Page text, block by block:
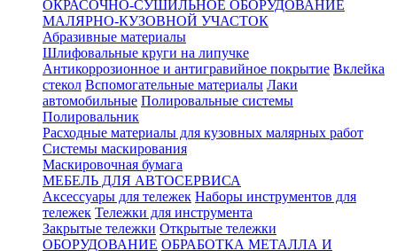
ОКРАСОЧНО-СУШИЛЬНОЕ ОБОРУДОВАНИЕ
МАЛЯРНО-КУЗОВНОЙ УЧАСТОК
Абразивные материалы
Шлифовальные круги на липучке
Антикоррозионное и антигравийное покрытие Вклейка
стекол Вспомогательные материалы Лаки
автомобильные Полировальные системы
Полировальник
Расходные материалы для кузовных малярных работ
Системы маскирования
Маскировочная бумага
МЕБЕЛЬ ДЛЯ АВТОСЕРВИСА
Аксессуары для тележек Наборы инструментов для
тележек Тележки для инструмента
Закрытые тележки Открытые тележки
ОБОРУДОВАНИЕ ОБРАБОТКА МЕТАЛЛА И